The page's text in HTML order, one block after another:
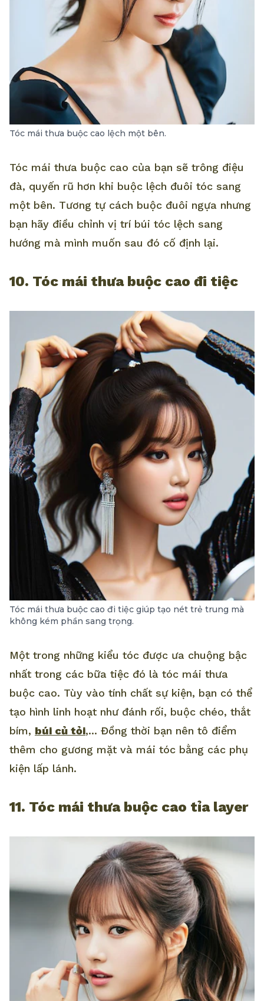
Tóc mái thưa buộc cao lệch một bên.
Tóc mái thưa buộc cao của bạn sẽ trông điệu
đà, quyến rũ hơn khi buộc lệch đuôi tóc sang
một bên. Tương tự cách buộc đuôi ngựa nhưng
bạn hãy điều chỉnh vị trí búi tóc lệch sang
hướng mà mình muốn sau đó cố định lại.
10. Tóc mái thưa buộc cao đi tiệc
Tóc mái thưa buộc cao đi tiệc giúp tạo nét trẻ trung mà
không kém phần sang trọng.
Một trong những kiểu tóc được ưa chuộng bậc
nhất trong các bữa tiệc đó là tóc mái thưa
buộc cao. Tùy vào tính chất sự kiện, bạn có thể
tạo hình linh hoạt như đánh rối, buộc chéo, thắt
bím, búi củ tỏi,... Đồng thời bạn nên tô điểm
thêm cho gương mặt và mái tóc bằng các phụ
kiện lấp lánh.
11. Tóc mái thưa buộc cao tỉa layer